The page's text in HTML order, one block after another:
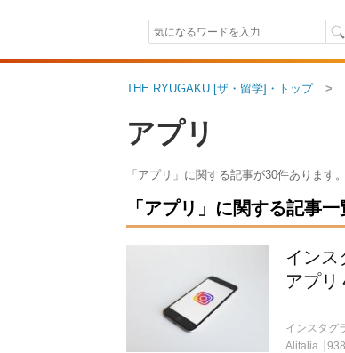
THE RYUGAKU [ザ・留学]・トップ
アプリ
「アプリ」に関する記事が30件あります。
「アプリ」に関する記事
インス
アプリ
Alitalia